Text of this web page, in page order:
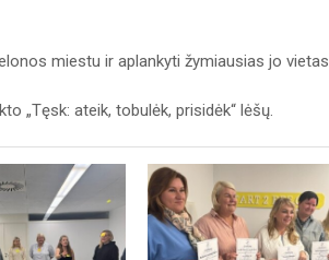
miestu ir aplankyti žymiausias jo vietas.
„Tęsk: ateik, tobulėk, prisidėk“ lėšų.